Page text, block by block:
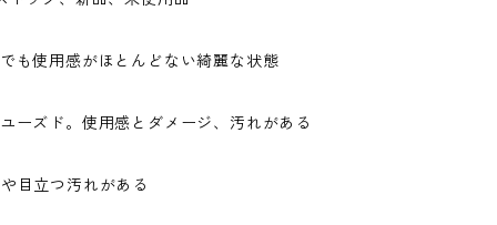
も使用感がほとんどない綺麗な状態
ーズド。使用感とダメージ、汚れがある
目立つ汚れがある